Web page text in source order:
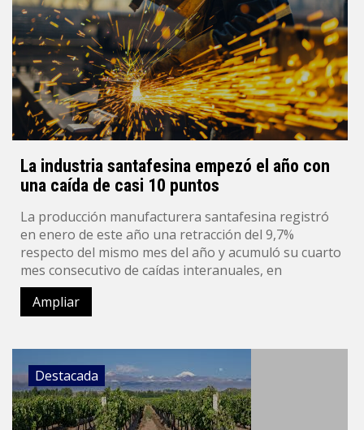
La industria santafesina empezó el año con
una caída de casi 10 puntos
La producción manufacturera santafesina registró
en enero de este año una retracción del 9,7%
respecto del mismo mes del año y acumuló su cuarto
mes consecutivo de caídas interanuales, en
Ampliar
Destacada